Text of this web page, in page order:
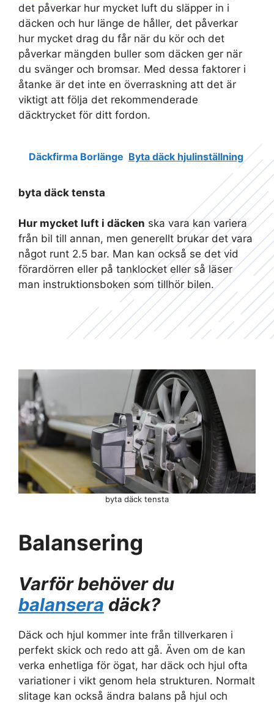
det påverkar hur mycket luft du släpper in i
däcken och hur länge de håller, det påverkar
hur mycket drag du får när du kör och det
påverkar mängden buller som däcken ger när
du svänger och bromsar. Med dessa faktorer i
åtanke är det inte en överraskning att det är
viktigt att följa det rekommenderade
däcktrycket för ditt fordon.
Däckfirma Borlänge Byta däck hjulinställning
byta däck tensta
Hur mycket luft i däcken ska vara kan variera
från bil till annan, men generellt brukar det vara
något runt 2.5 bar. Man kan också se det vid
förardörren eller på tanklocket eller så läser
man instruktionsboken som tillhör bilen.
Balansering
Varför behöver du
balansera däck?
Däck och hjul kommer inte från tillverkaren i
perfekt skick och redo att gå. Även om de kan
verka enhetliga för ögat, har däck och hjul ofta
variationer i vikt genom hela strukturen. Normalt
slitage kan också ändra balans på hjul och
byta däck tensta